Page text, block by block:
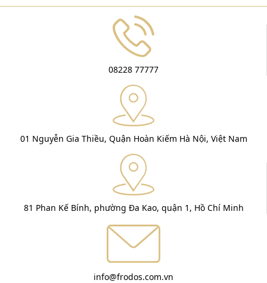
08228 77777
01 Nguyễn Gia Thiều, Quận Hoàn Kiếm Hà Nội, Việt Nam
81 Phan Kế Bính, phường Đa Kao, quận 1, Hồ Chí Minh
info@frodos.com.vn